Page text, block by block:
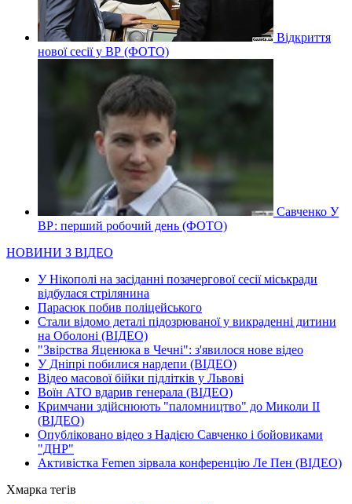
Відкриття
нової сесії у ВР (ФОТО)
Савченко У
ВР: перший робочий день (ФОТО)
НОВИНИ З ВІДЕО
У Нікополі на засіданні позачергової сесії міськради
відбулася стрілянина
Парасюк побив поліцейського
Стали відомо деталі підозрюваної у викраденні дитини
на Оболоні (ВІДЕО)
"Звірства Яценюка в Чечні": з'явилося нове відео
У Дніпрі побилися нардепи (ВІДЕО)
Відео масової бійки підлітків у Львові
Воїн АТО вдарив генерала (ВІДЕО)
Кримчани здійснюють "паломництво" до Миколи ІІ
(ВІДЕО)
Опубліковано відео з Надією Савченко і бойовиками
"ДНР"
Активістка Femen зірвала конференцію Ле Пен (ВІДЕО)
Хмарка тегів